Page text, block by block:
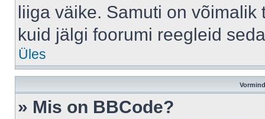
liiga väike. Samuti on
kuid jälgi foorumi reegleid
Üles
» Mis on BBCode?